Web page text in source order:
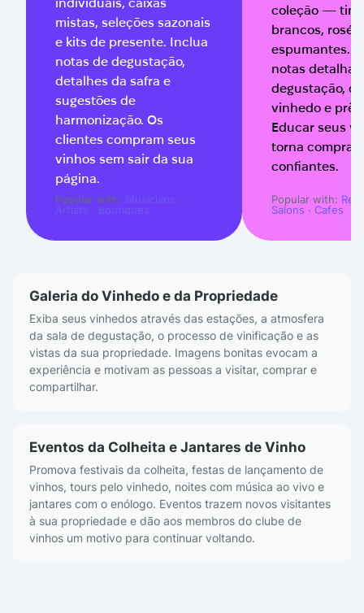
mistas, seleções sazonais
e kits de presente. Inclua
notas de degustação,
detalhes da safra e
sugestões de
harmonização. Os
clientes compram seus
vinhos sem sair da sua
página.
Popular with: Musicians ·
Artists · Boutiques
coleção —
brancos, rosés,
espumantes.
notas
degustação,
vinhedo e
Educar seus
torna
confiantes.
Popular with:
Salons ·Cafes
Galeria do Vinhedo e da Propriedade
Exiba seus vinhedos através das estações, a atmosfera
da sala de degustação, o processo de vinificação e as
vistas da sua propriedade. Imagens bonitas evocam a
experiência e motivam as pessoas a visitar, comprar e
compartilhar.
Eventos da Colheita e Jantares de Vinho
Promova festivais da colheita, festas de lançamento de
vinhos, tours pelo vinhedo, noites com música ao vivo e
jantares com o enólogo. Eventos trazem novos visitantes
à sua propriedade e dão aos membros do clube de
vinhos um motivo para continuar voltando.